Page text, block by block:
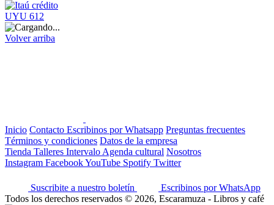
UYU 612
Volver arriba
Inicio Contacto Escribinos por Whatsapp Preguntas frecuentes
Términos y condiciones Datos de la empresa
Tienda Talleres Intervalo Agenda cultural Nosotros
Instagram FacebookYouTube Spotify Twitter
Suscribite a nuestro boletín
Escribinos por WhatsApp
Todos los derechos reservados © 2026, Escaramuza - Libros y café